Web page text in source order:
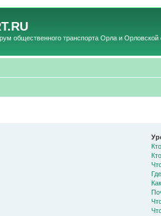
транспорта Орла и Орловской